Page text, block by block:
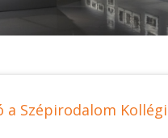
a Szépirodalom